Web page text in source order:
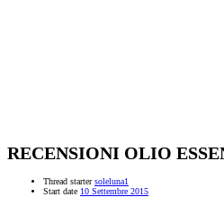
RECENSIONI OLIO
Thread starter soleluna1
Start date 10 Settembre 2015